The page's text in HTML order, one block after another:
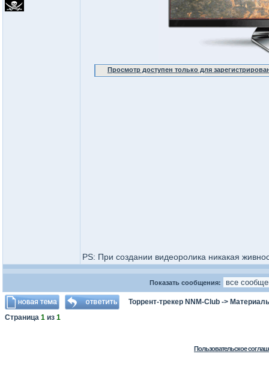
Просмотр доступен только для
PS: При создании видеоролика никакая
Показать сообщения:
Торрент-трекер NNM-Club ->
Страница 1 из 1
Пользовательское